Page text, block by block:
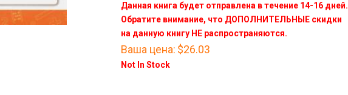
Данная книга будет отправлена в течение 14-16 дней.
Обратите внимание, что ДОПОЛНИТЕЛЬНЫЕ скидки
на данную книгу НЕ распространяются.
Ваша цена: $26.03
Not In Stock